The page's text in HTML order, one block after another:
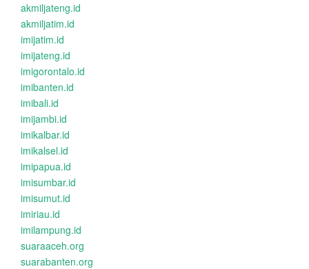
akmiljateng.id
akmiljatim.id
imijatim.id
imijateng.id
imigorontalo.id
imibanten.id
imibali.id
imijambi.id
imikalbar.id
imikalsel.id
imipapua.id
imisumbar.id
imisumut.id
imiriau.id
imilampung.id
suaraaceh.org
suarabanten.org